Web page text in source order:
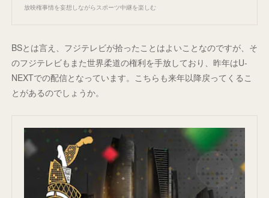
放映権事情を妄想しながらスポーツ中継を楽しむ
BSとは言え、フジテレビが拾ったことはよいことなのですが、そ
のフジテレビもまた世界柔道の権利を手放しており、昨年はU-
NEXTでの配信となっています。こちらも来年以降戻ってくるこ
とがあるのでしょうか。